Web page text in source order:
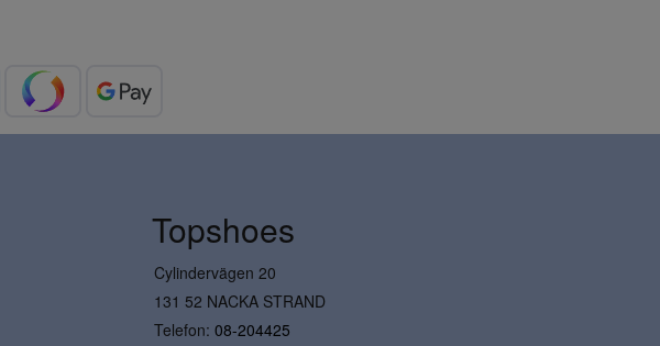
Topshoes
Cylindervägen 20
131 52 NACKA STRAND
Telefon: 08-204425